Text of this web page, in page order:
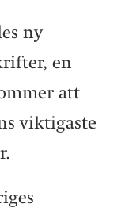
ny
en
att
viktigaste